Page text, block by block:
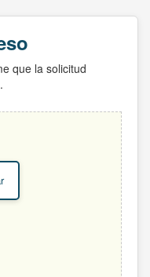
que la solicitud